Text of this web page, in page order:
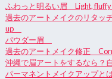
ふわっと明るい眉 Light, fluffy
過去のアートメイクのリタッ
up
パウダー眉
過去のアートメイク修正
沖縄で眉アートをするなら？
パーマネントメイクアップと